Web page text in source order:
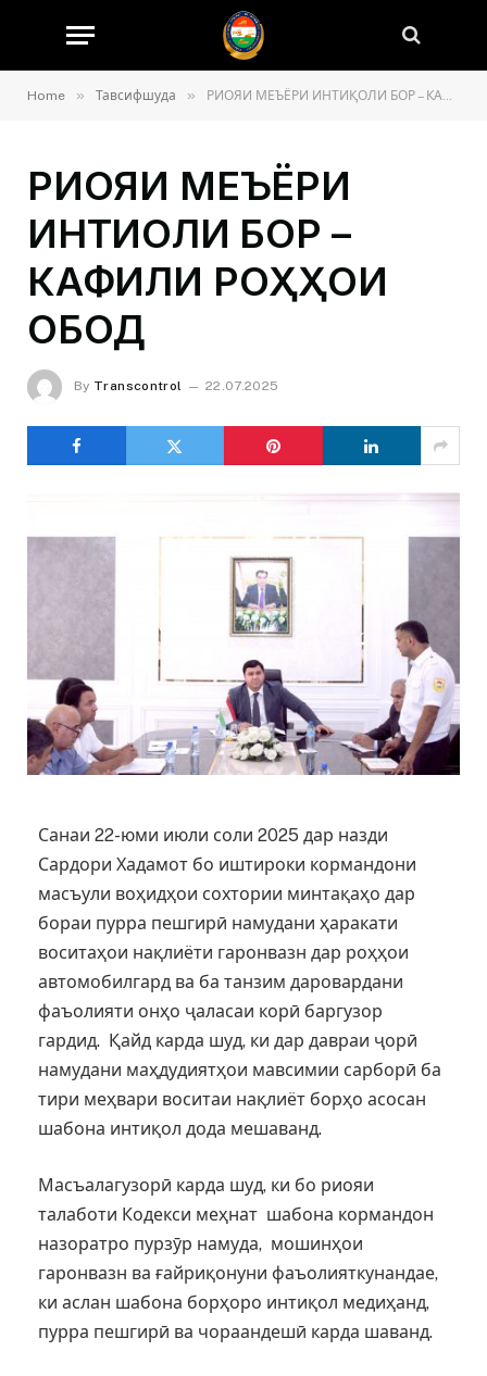
Home » Тавсифшуда » РИОЯИ МЕЪЁРИ ИНТИҚОЛИ БОР – КАФИЛИ РОҲҲОИ ОБОД
РИОЯИ МЕЪЁРИ
ИНТИҚОЛИ БОР –
КАФИЛИ РОҲҲОИ
ОБОД
By Transcontrol 22.07.2025
Санаи 22-юми июли соли 2025 дар назди
Сардори Хадамот бо иштироки кормандони
масъули воҳидҳои сохтории минтақаҳо дар
бораи пурра пешгирӣ намудани ҳаракати
воситаҳои нақлиёти гаронвазн дар роҳҳои
автомобилгард ва ба танзим даровардани
фаъолияти онҳо ҷаласаи корӣ баргузор
гардид. Қайд карда шуд, ки дар давраи ҷорӣ
намудани маҳдудиятҳои мавсимии сарборӣ ба
тири меҳвари воситаи нақлиёт борҳо асосан
шабона интиқол дода мешаванд.
Масъалагузорӣ карда шуд, ки бо риояи
талаботи Кодекси меҳнат шабона кормандон
назоратро пурзӯр намуда, мошинҳои
гаронвазн ва ғайриқонуни фаъолияткунандае,
ки аслан шабона борҳоро интиқол медиҳанд,
пурра пешгирӣ ва чораандешӣ карда шаванд.